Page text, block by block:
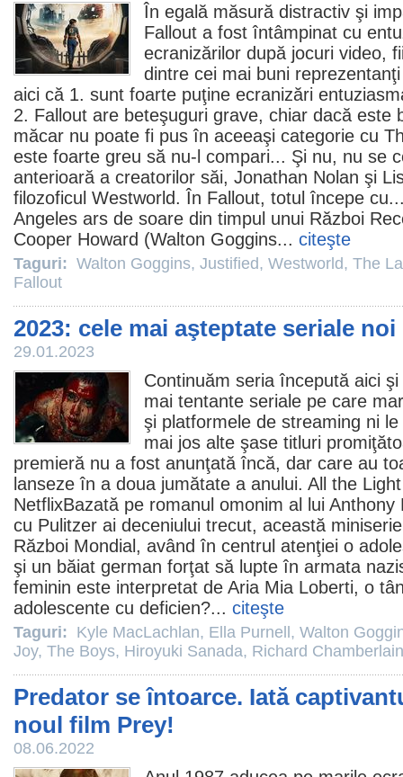
În egală măsură distractiv şi
Fallout a fost întâmpinat cu
ecranizărilor după jocuri video,
dintre cei mai buni
aici că 1. sunt foarte puţine ecranizări
2. Fallout are beteşuguri grave, chiar dacă este
măcar nu poate fi pus în aceeaşi categorie cu
este foarte greu să nu-l compari... Şi nu, nu se
anterioară a creatorilor săi, Jonathan Nolan şi
filozoficul Westworld. În Fallout, totul începe
Angeles ars de soare din timpul unui Război
Cooper Howard (Walton Goggins... citeşte
Taguri: Walton Goggins, Justified, Westworld, The
Fallout
2023: cele mai aşteptate seriale noi
29.01.2023
Continuăm seria începută aici şi
mai tentante seriale pe care
şi platformele de streaming ni
mai jos alte şase titluri
premieră nu a fost anunţată încă, dar care au
lanseze în a doua jumătate a anului. All the
NetflixBazată pe romanul omonim al lui Anthony
cu Pulitzer ai deceniului trecut, această
Război Mondial, având în centrul atenţiei o
şi un băiat german forţat să lupte în armata
feminin este interpretat de Aria Mia Loberti, o
adolescente cu deficien?... citeşte
Taguri: Kyle MacLachlan, Ella Purnell , Walton
Joy, The Boys, Hiroyuki Sanada, Richard Chamberlain
Predator se întoarce. Iată
noul film Prey!
08.06.2022